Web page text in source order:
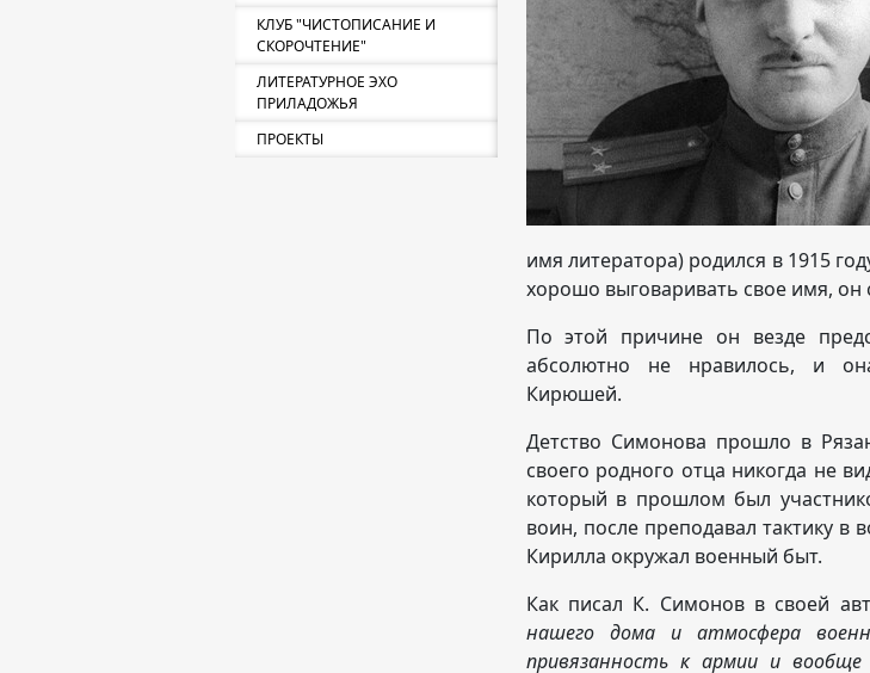
КЛУБ "ЧИСТОПИСАНИЕ И
СКОРОЧТЕНИЕ"
ЛИТЕРАТУРНОЕ ЭХО
ПРИЛАДОЖЬЯ
ПРОЕКТЫ
имя литератора) родился в 1915
хорошо выговаривать свое имя, он
По этой причине он везде
абсолютно не нравилось, и
Кирюшей.
Детство Симонова прошло в
своего родного отца никогда не
который в прошлом был
воин, после преподавал тактику в
Кирилла окружал военный быт.
Как писал К. Симонов в своей
нашего дома и атмосфера
привязанность к армии и вообще